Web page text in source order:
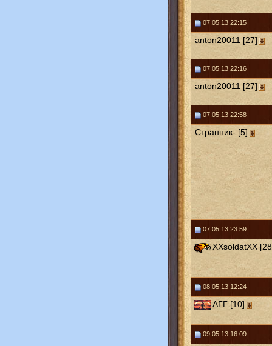
07.05.13 22:15
anton20011 [27]
07.05.13 22:16
anton20011 [27]
07.05.13 22:58
Странник- [5]
07.05.13 23:59
XXsoldatXX
08.05.13 12:24
АГГ [10]
09.05.13 16:09